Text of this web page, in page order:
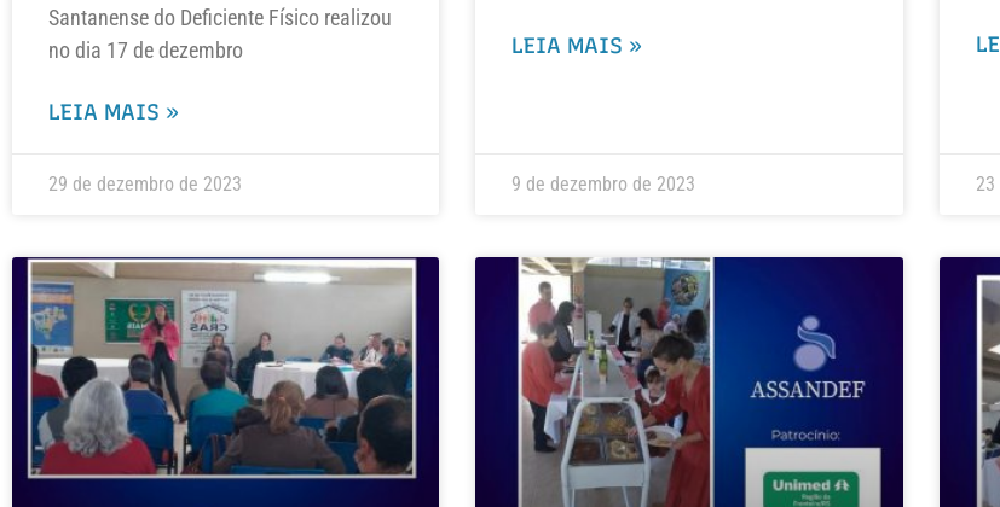
Santanense do Deficiente Físico realizou
no dia 17 de dezembro
LEIA MAIS »
29 de dezembro de 2023
LEIA MAIS »
9 de dezembro de 2023 23